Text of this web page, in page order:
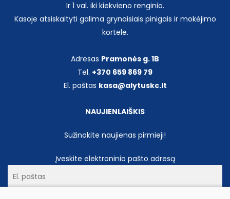
Ir 1 val. iki kiekvieno renginio.
Kasoje atsiskaityti galima grynaisiais pinigais ir mokėjimo
kortele.
Adresas Pramonės g. 1B
Tel. +370 659 869 79
El. paštas kasa@alytuskc.lt
NAUJIENLAIŠKIS
Sužinokite naujienas pirmieji!
Įveskite elektroninio pašto adresą